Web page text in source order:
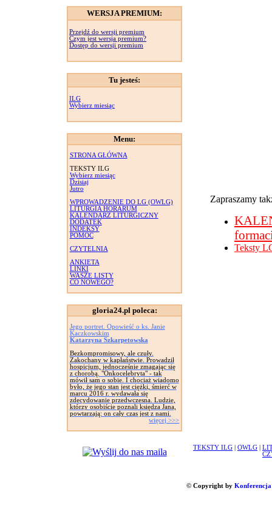
WERSJA PREMIUM:
Przejdź do wersji premium
Czym jest wersja premium?
Dostęp do wersji premium
Tu jesteś:
ILG
Wybierz miesiąc
Menu:
STRONA GŁÓWNA
TEKSTY ILG
Wybierz miesiąc
Dzisiaj
Jutro
WPROWADZENIE DO LG (OWLG)
LITURGIA HORARUM
KALENDARZ LITURGICZNY
DODATEK
INDEKSY
POMOC
CZYTELNIA
ANKIETA
LINKI
WASZE LISTY
CO NOWEGO?
gloria24.pl poleca:
Jego portret. Opowieść o ks. Janie
Kaczkowskim
Katarzyna Szkarpetowska
Bezkompromisowy, ale czuły.
Zakochany w kapłaństwie. Prowadził
hospicjum, jednocześnie zmagając się
z chorobą. "Onkocelebryta" - tak
mówił sam o sobie. I chociaż wiadomo
było, że jego stan jest ciężki, śmierć w
marcu 2016 r. wydawała się
zdecydowanie przedwczesna. Ludzie,
którzy osobiście poznali księdza Jana,
powtarzają: on cały czas jest z nami.
więcej >>>
Zapraszamy
Teksty
TEKSTY ILG OWLG
© Copyright by Konferencja